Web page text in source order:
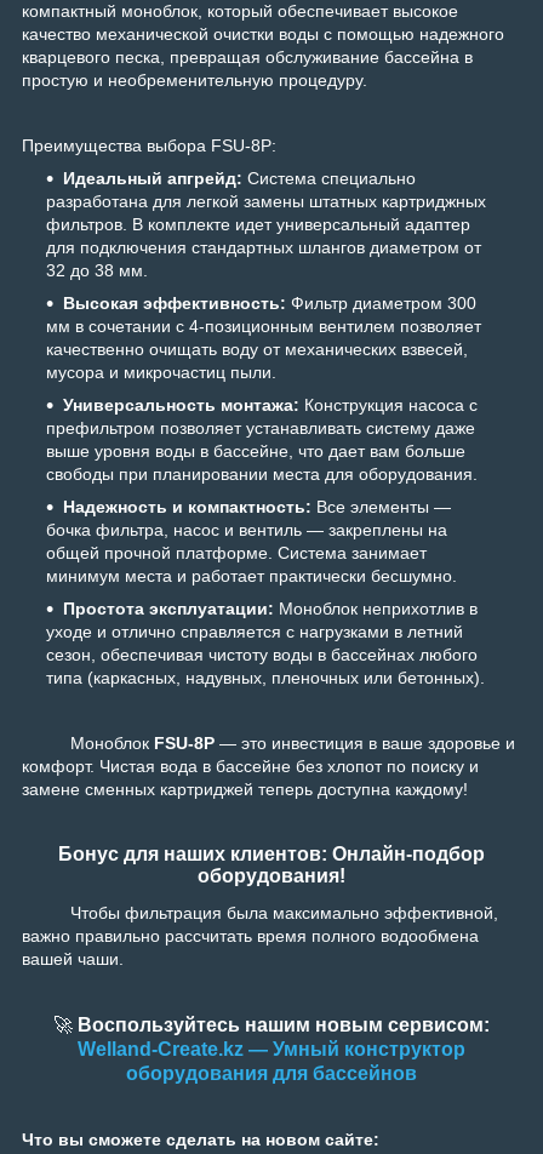
компактный моноблок, который обеспечивает высокое
качество механической очистки воды с помощью надежного
кварцевого песка, превращая обслуживание бассейна в
простую и необременительную процедуру.
Преимущества выбора FSU-8P:
Идеальный апгрейд: Система специально
разработана для легкой замены штатных картриджных
фильтров. В комплекте идет универсальный адаптер
для подключения стандартных шлангов диаметром от
32 до 38 мм.
Высокая эффективность: Фильтр диаметром 300
мм в сочетании с 4-позиционным вентилем позволяет
качественно очищать воду от механических взвесей,
мусора и микрочастиц пыли.
Универсальность монтажа: Конструкция насоса с
префильтром позволяет устанавливать систему даже
выше уровня воды в бассейне, что дает вам больше
свободы при планировании места для оборудования.
Надежность и компактность: Все элементы —
бочка фильтра, насос и вентиль — закреплены на
общей прочной платформе. Система занимает
минимум места и работает практически бесшумно.
Простота эксплуатации: Моноблок неприхотлив в
уходе и отлично справляется с нагрузками в летний
сезон, обеспечивая чистоту воды в бассейнах любого
типа (каркасных, надувных, пленочных или бетонных).
Моноблок FSU-8P — это инвестиция в ваше здоровье и
комфорт. Чистая вода в бассейне без хлопот по поиску и
замене сменных картриджей теперь доступна каждому!
Бонус для наших клиентов: Онлайн-подбор
оборудования!
Чтобы фильтрация была максимально эффективной,
важно правильно рассчитать время полного водообмена
вашей чаши.
🚀 Воспользуйтесь нашим новым сервисом:
Welland-Create.kz — Умный конструктор
оборудования для бассейнов
Что вы сможете сделать на новом сайте: